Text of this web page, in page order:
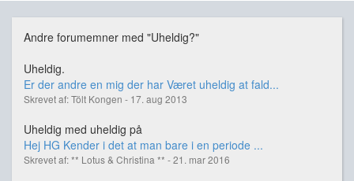
Andre forumemner med "Uheldig?"
Uheldig.
Er der andre en mig der har Været uheldig at fald...
Skrevet af: Tölt Kongen - 17. aug 2013
Uheldig med uheldig på
Hej HG Kender i det at man bare i en periode ...
Skrevet af: ** Lotus & Christina ** - 21. mar 2016